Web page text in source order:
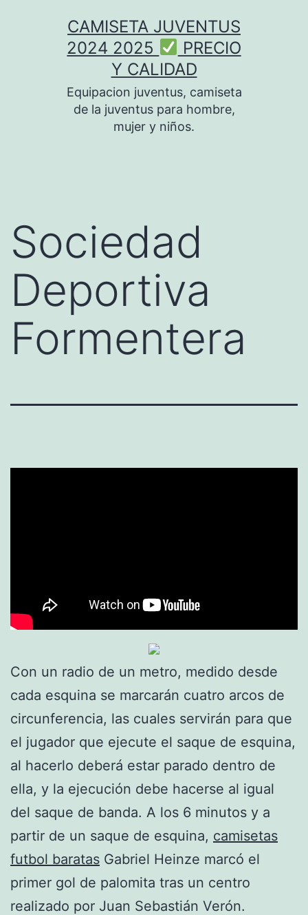
CAMISETA JUVENTUS
2024 2025
PRECIO
Y CALIDAD
Equipacion juventus, camiseta
de la juventus para hombre,
mujer y niños.
Sociedad
Deportiva
Formentera
Con un radio de un metro, medido desde
cada esquina se marcarán cuatro arcos de
circunferencia, las cuales servirán para que
el jugador que ejecute el saque de esquina,
al hacerlo deberá estar parado dentro de
ella, y la ejecución debe hacerse al igual
del saque de banda. A los 6 minutos y a
partir de un saque de esquina, camisetas
futbol baratas Gabriel Heinze marcó el
primer gol de palomita tras un centro
realizado por Juan Sebastián Verón.